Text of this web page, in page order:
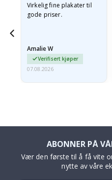
Virkelig fine plakater til
gode priser.
Amalie W
Verifisert kjøper
07.08.2026
ABONNER PÅ
Vær den første til å få vite
nytte av våre